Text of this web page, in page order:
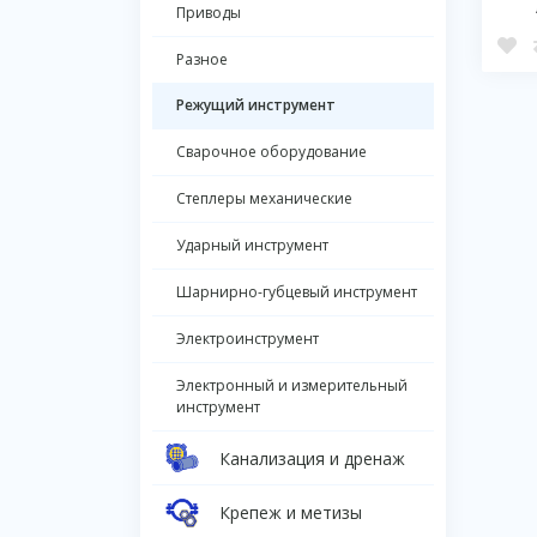
Приводы
Разное
Режущий инструмент
Сварочное оборудование
Степлеры механические
Ударный инструмент
Шарнирно-губцевый инструмент
Электроинструмент
Электронный и измерительный
инструмент
Канализация и дренаж
Крепеж и метизы